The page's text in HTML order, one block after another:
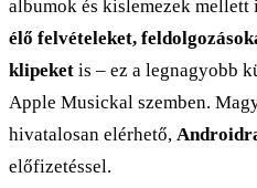
albumok és kislemezek mellett
élő felvételeket,
klipeket is – ez a legnagyobb
Apple Musickal szemben.
hivatalosan elérhető,
előfizetéssel.